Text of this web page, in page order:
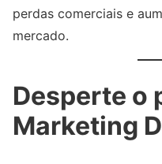
perdas comerciais e
mercado.
Desperte o
Marketing